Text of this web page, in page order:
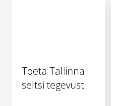
Toeta Tallinna
seltsi tegevust